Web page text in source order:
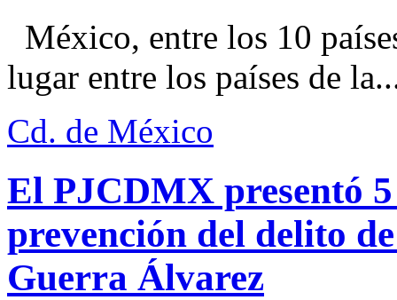
México, entre los 10
lugar entre los países de
Cd. de México
El PJCDMX presentó
prevención del delito
Guerra Álvarez